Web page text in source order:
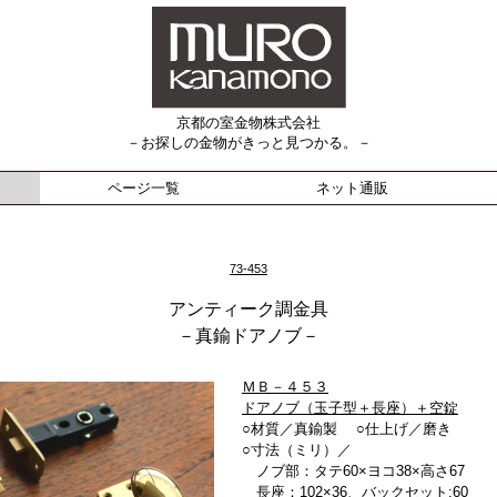
京都の室金物株式会社
－お探しの金物がきっと見つかる。－
ページ一覧 ネット通販
73-453
アンティーク調金具
－真鍮ドアノブ－
ＭＢ－４５３
ドアノブ（玉子型＋長座）＋空錠
○材質／真鍮製 ○仕上げ／磨き
○寸法（ミリ）／
ノブ部：タテ60×ヨコ38×高さ67
長座：102×36、バックセット:60